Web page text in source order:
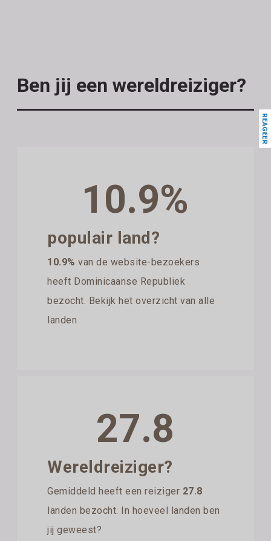
Ben jij een wereldreiziger?
10.9%
populair land?
10.9% van de website-bezoekers
heeft Dominicaanse Republiek
bezocht. Bekijk het overzicht van alle
landen
27.8
Wereldreiziger?
Gemiddeld heeft een reiziger 27.8
landen bezocht. In hoeveel landen ben
jij geweest?
REAGEER